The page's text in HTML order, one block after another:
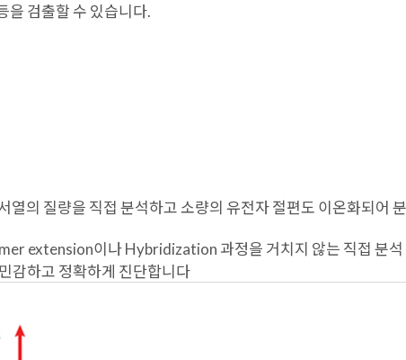
을 검출할 수 있습니다.
열의 질량을 직접 분석하고 소량의 유전자 절편도 이온화되어
extension이나 Hybridization 과정을 거치지 않는 직접 분
감하고 정확하게 진단합니다